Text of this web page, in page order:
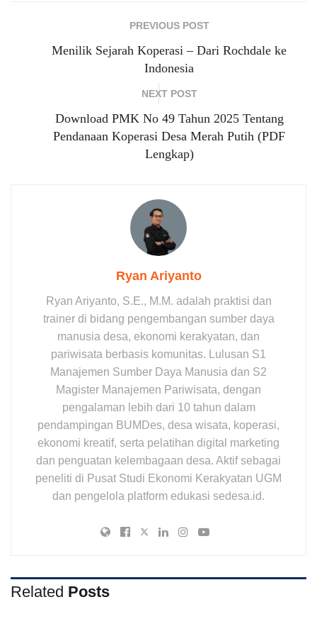
PREVIOUS POST
Menilik Sejarah Koperasi – Dari Rochdale ke
Indonesia
NEXT POST
Download PMK No 49 Tahun 2025 Tentang
Pendanaan Koperasi Desa Merah Putih (PDF
Lengkap)
Ryan Ariyanto
Ryan Ariyanto, S.E., M.M. adalah praktisi dan
trainer di bidang pengembangan sumber daya
manusia desa, ekonomi kerakyatan, dan
pariwisata berbasis komunitas. Lulusan S1
Manajemen Sumber Daya Manusia dan S2
Magister Manajemen Pariwisata, dengan
pengalaman lebih dari 10 tahun dalam
pendampingan BUMDes, desa wisata, koperasi,
ekonomi kreatif, serta pelatihan digital marketing
dan penguatan kelembagaan desa. Aktif sebagai
peneliti di Pusat Studi Ekonomi Kerakyatan UGM
dan pengelola platform edukasi sedesa.id.
Related Posts